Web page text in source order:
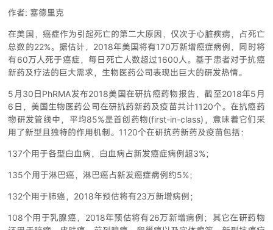
作者: 塞德里克
在美国，癌症作为引起死亡的第二大原因，仅次于心脏疾病，占死亡
总数的22%。据估计，2018年美国将有170万新增癌症病例，同时将
有60万人死于癌症，每日死亡人数超过1600人。基于患者对于抗癌
新药及疗法的巨大需求，生物医药公司表现出巨大的研发热情。
5月30日PhRMA发布2018美国在研抗癌药物报告，截至2018年5月
6日，美国生物医药公司在研抗药新药及疫苗共计1120个。在抗癌药
物研发管线中，平均85%是首创药物(first-in-class)，意味着它们采
用了新型且独特的作用机制。1120个在研抗药新药及疫苗包括：
137个用于各型白血病，白血病占新发癌症病例超3%；
135个用于淋巴癌，淋巴癌占新发癌症病例约5%；
132个用于肺癌，2018年预估将有23万新增病例；
108个用于乳腺癌，2018年预估将有26万新增病例；其它在研药物